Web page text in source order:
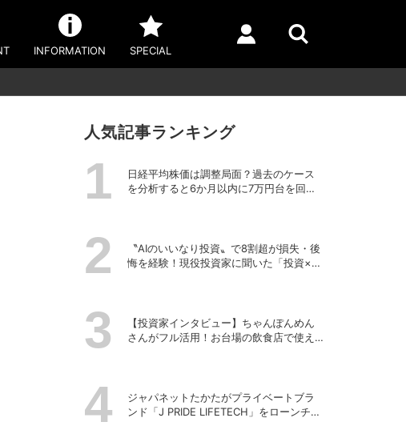
INFORMATION SPECIAL
人気記事ランキング
日経平均株価は調整局面？過去のケース
を分析すると6か月以内に7万円台を回復
〝AIのいいなり投資〟で8割超が損失・後
悔を経験！現役投資家に聞いた「投資×生
【投資家インタビュー】ちゃんぽんめん
さんがフル活用！お台場の飲食店で使え
ジャパネットたかたがプライベートブラ
ンド「J PRIDE LIFETECH」をローンチ、